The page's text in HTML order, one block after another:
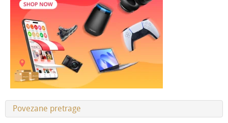
Povezane pretrage